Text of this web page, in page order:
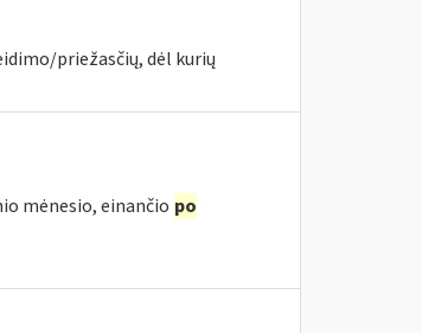
priežasčių, dėl kurių
mėnesio, einančio po